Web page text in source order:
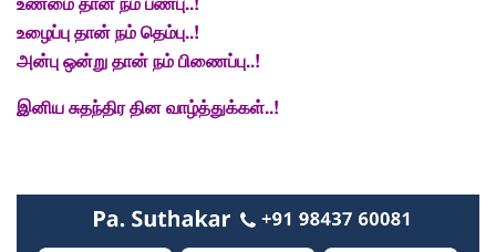
உழைப்பு தான் நம் தெம்பு..!
அன்பு ஒன்று தான் நம் பிணைப்பு..!
இனிய சுதந்திர தின வாழ்த்துக்கள்..!